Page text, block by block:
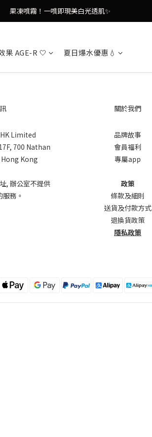
9in1多功能美容儀🌸護膚效果UP！
果凍噴霧！一噴即現美白光透肌✨
果 AGE-R 🤍 夏日爆水優惠💧
Limited
700 Nathan
Kong
, 辦公室不提供
務。
關於我們
品牌故事
會員福利
專屬app
政策
條款及細則
送貨及付款方式
退換貨政策
隱私政策